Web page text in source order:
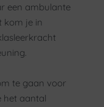
een ambulante
kom je in
te gaan voor
het aantal